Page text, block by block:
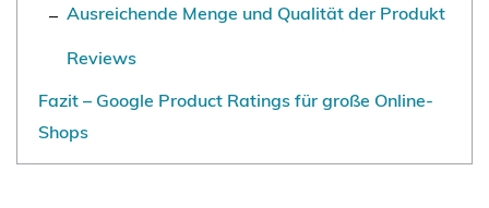
Ausreichende Menge und Qualität der Produkt
Reviews
Fazit – Google Product Ratings für große Online-
Shops